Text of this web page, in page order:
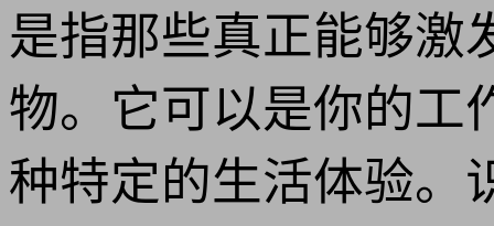
是指那些真正能够激
物。它可以是你的工
种特定的生活体验。